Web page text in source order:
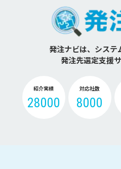
発注ナビは、システ
発注先選定支援
紹介実績
28000
対応社数
8000